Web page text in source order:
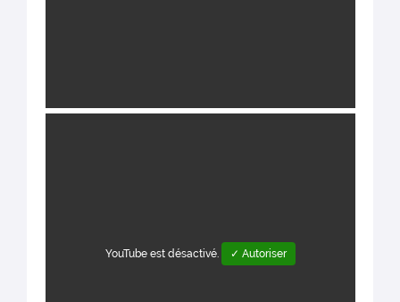
YouTube est désactivé. ✓ Autoriser